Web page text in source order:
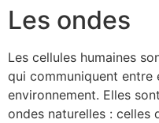
Les ondes
Les cellules humaines
qui communiquent entre
environnement. Elles
ondes naturelles : celles